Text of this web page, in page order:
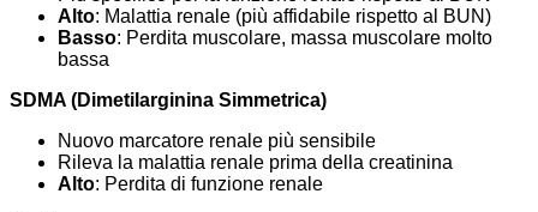
Alto: Malattia renale (più affidabile rispetto al BUN)
Basso: Perdita muscolare, massa muscolare molto
bassa
SDMA (Dimetilarginina Simmetrica)
Nuovo marcatore renale più sensibile
Rileva la malattia renale prima della creatinina
Alto: Perdita di funzione renale